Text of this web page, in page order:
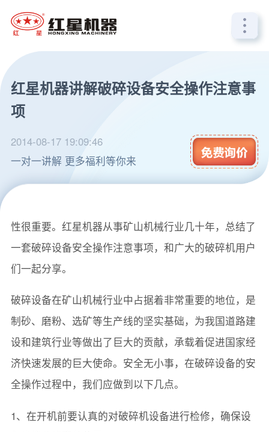
红星机器讲解破碎设备安全操作注意事
项
2014-08-17 19:09:46
一对一讲解 更多福利等你来
性很重要。红星机器从事矿山机械行业几十年，总结了
一套破碎设备安全操作注意事项，和广大的破碎机用户
们一起分享。
破碎设备在矿山机械行业中占据着非常重要的地位，是
制砂、磨粉、选矿等生产线的坚实基础，为我国道路建
设和建筑行业等做出了巨大的贡献，承载着促进国家经
济快速发展的巨大使命。安全无小事，在破碎设备的安
全操作过程中，我们应做到以下几点。
1、在开机前要认真的对破碎机设备进行检修，确保设